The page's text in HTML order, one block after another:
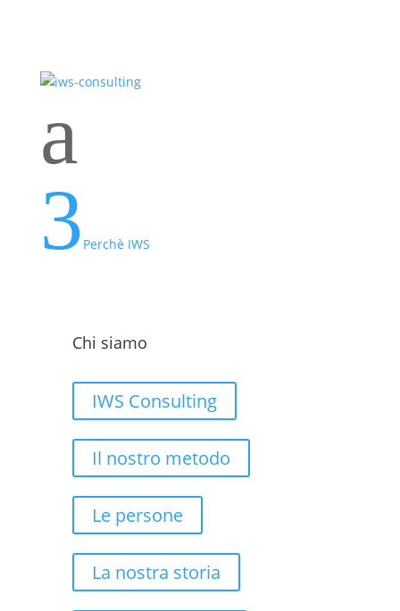
a
3 Perchè IWS
Chi siamo
IWS Consulting
Il nostro metodo
Le persone
La nostra storia